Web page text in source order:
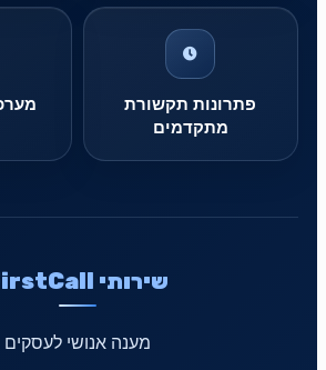
פתרונות תקשורת
מתקדמים
שירותי FirstCall
מענה אנושי לעסקים